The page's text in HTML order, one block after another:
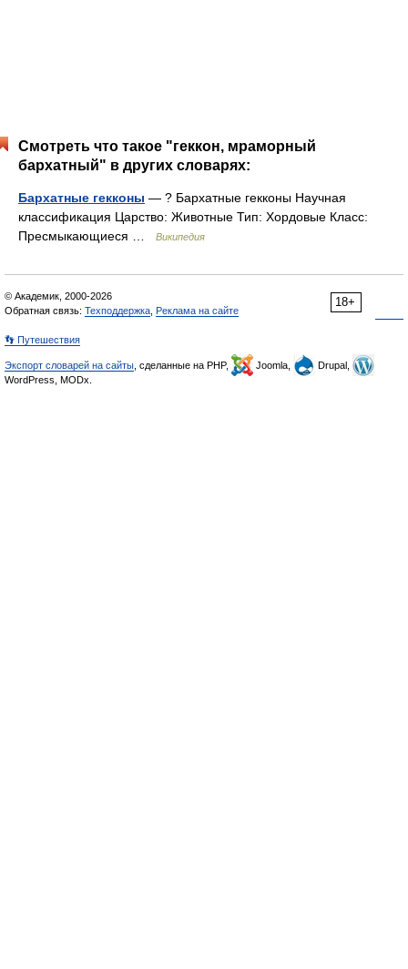
Смотреть что такое "геккон, мраморный
бархатный" в других словарях:
Бархатные гекконы — ? Бархатные гекконы Научная
классификация Царство: Животные Тип: Хордовые Класс:
Пресмыкающиеся …
Википедия
18+
© Академик, 2000-2026
Обратная связь: Техподдержка Реклама на сайте
👣 Путешествия
Экспорт словарей на сайты , сделанные на PHP, Joomla,
Drupal,
WordPress, MODx.